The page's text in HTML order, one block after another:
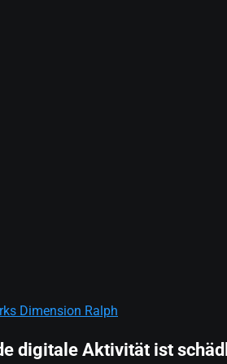
Dimension Ralph
digitale Aktivität ist